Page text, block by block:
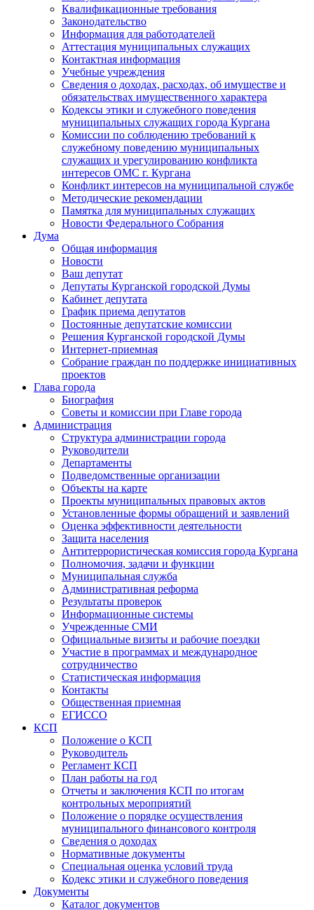
Квалификационные требования
Законодательство
Информация для работодателей
Аттестация муниципальных служащих
Контактная информация
Учебные учреждения
Сведения о доходах, расходах, об имуществе и
обязательствах имущественного характера
Кодексы этики и служебного поведения
муниципальных служащих города Кургана
Комиссии по соблюдению требований к
служебному поведению муниципальных
служащих и урегулированию конфликта
интересов ОМС г. Кургана
Конфликт интересов на муниципальной службе
Методические рекомендации
Памятка для муниципальных служащих
Новости Федерального Cобрания
Дума
Общая информация
Новости
Ваш депутат
Депутаты Курганской городской Думы
Кабинет депутата
График приема депутатов
Постоянные депутатские комиссии
Решения Курганской городской Думы
Интернет-приемная
Собрание граждан по поддержке инициативных
проектов
Глава города
Биография
Советы и комиссии при Главе города
Администрация
Структура администрации города
Руководители
Департаменты
Подведомственные организации
Объекты на карте
Проекты муниципальных правовых актов
Установленные формы обращений и заявлений
Оценка эффективности деятельности
Защита населения
Антитеррористическая комиссия города Кургана
Полномочия, задачи и функции
Муниципальная служба
Административная реформа
Результаты проверок
Информационные системы
Учрежденные СМИ
Официальные визиты и рабочие поездки
Участие в программах и международное
сотрудничество
Статистическая информация
Контакты
Общественная приемная
ЕГИССО
КСП
Положение о КСП
Руководитель
Регламент КСП
План работы на год
Отчеты и заключения КСП по итогам
контрольных мероприятий
Положение о порядке осуществления
муниципального финансового контроля
Сведения о доходах
Нормативные документы
Специальная оценка условий труда
Кодекс этики и служебного поведения
Документы
Каталог документов